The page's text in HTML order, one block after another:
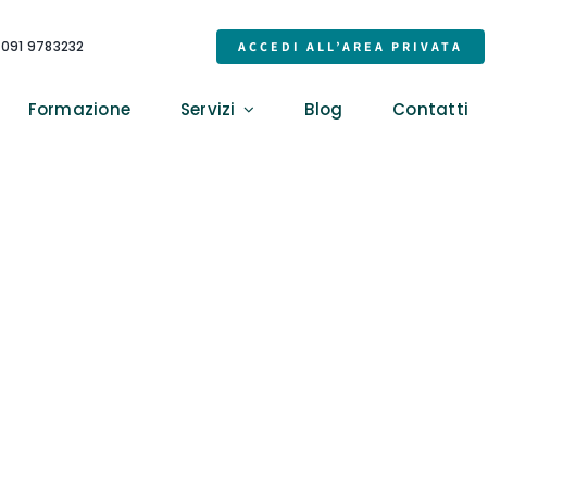
091 9783232 ACCEDI ALL’AREA PRIVATA
Formazione Servizi Blog Contatti